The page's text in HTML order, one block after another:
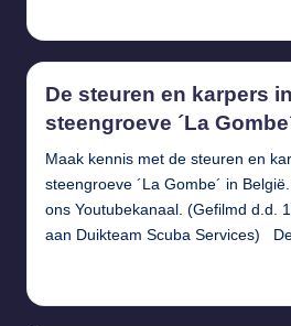
De steuren en karpers
steengroeve ´La
Maak kennis met de steuren en
steengroeve ´La Gombe´ in
ons Youtubekanaal. (Gefilmd d.d.
aan Duikteam Scuba Services)